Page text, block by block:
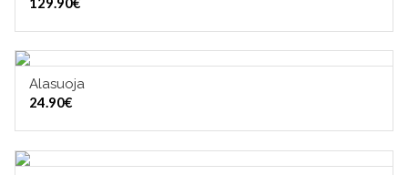
Alasuoja
24.90€